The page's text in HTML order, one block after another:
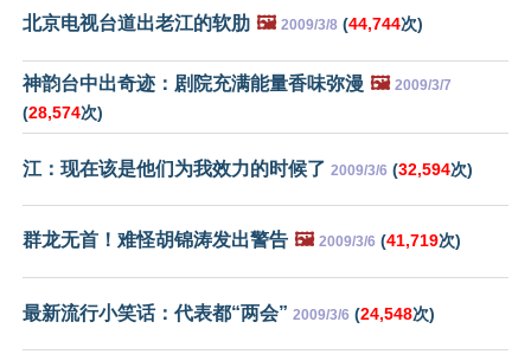
北京电视台道出老江的软肋 🖼️ 2009/3/8 (44,744次)
神韵台中出奇迹：剧院充满能量香味弥漫 🖼️ 2009/3/7
(28,574次)
江：现在该是他们为我效力的时候了 2009/3/6 (32,594次)
群龙无首！难怪胡锦涛发出警告 🖼️ 2009/3/6 (41,719次)
最新流行小笑话：代表都“两会” 2009/3/6 (24,548次)